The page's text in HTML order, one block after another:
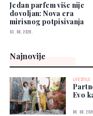
Jedan parfem više nije
dovoljan: Nova era
mirisnog potpisivanja
03. 08. 2026.
Najnovije
LIFESTYLE
Evo
06. 08.